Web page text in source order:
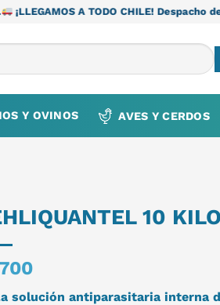
TODO CHILE! Despacho de Lunes a
Y OVINOS AVES Y CERDOS
10
solución antiparasitaria interna